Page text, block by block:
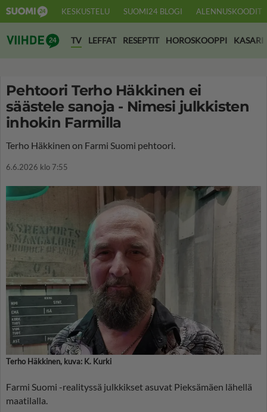
KESKUSTELU SUOMI24 BLOGI ALENNUSKOODIT
Suomi24 Viihde
TV LEFFAT RESEPTIT HOROSKOOPPI KASARI
Pehtoori Terho Häkkinen ei
säästele sanoja - Nimesi julkkisten
inhokin Farmilla
Terho Häkkinen on Farmi Suomi pehtoori.
6.6.2026 klo 7:55
Terho Häkkinen, kuva: K. Kurki
Farmi Suomi -realityssä julkkikset asuvat Pieksämäen lähellä
maatilalla.